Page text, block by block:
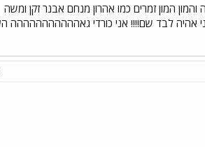
המון זמרים כמו אהרון מנחם אבנר זקן ומשה
אהיה לבד שם!!!! אני כורדי גאההההההההההה